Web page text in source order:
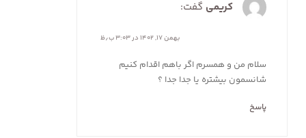
کریمی گفت:
بهمن ۱۷, ۱۴۰۲ در ۳:۰۳ ب٫ظ
سلام من و همسرم اگر باهم اقدام کنیم
شانسمون بیشتره یا جدا جدا ؟
پاسخ